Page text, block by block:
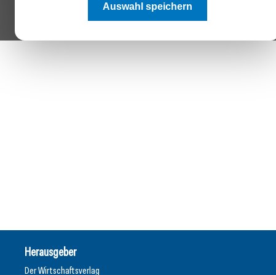
Auswahl speichern
Herausgeber
Der Wirtschaftsverlag